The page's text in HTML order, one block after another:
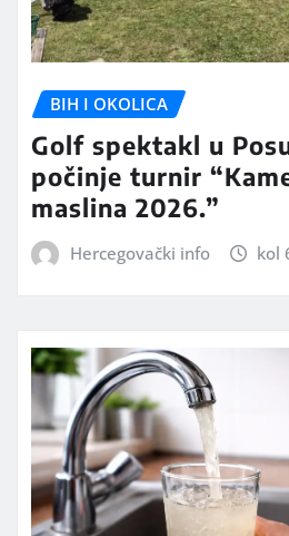
BIH I OKOLICA
Golf spektakl u
počinje turnir
maslina 2026.”
Hercegovački info kol